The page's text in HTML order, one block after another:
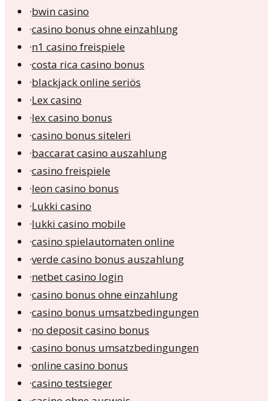
·bwin casino
·casino bonus ohne einzahlung
·n1 casino freispiele
·costa rica casino bonus
·blackjack online seriös
·Lex casino
·lex casino bonus
·casino bonus siteleri
·baccarat casino auszahlung
·casino freispiele
·leon casino bonus
·Lukki casino
·lukki casino mobile
·casino spielautomaten online
·verde casino bonus auszahlung
·netbet casino login
·casino bonus ohne einzahlung
·casino bonus umsatzbedingungen
·no deposit casino bonus
·casino bonus umsatzbedingungen
·online casino bonus
·casino testsieger